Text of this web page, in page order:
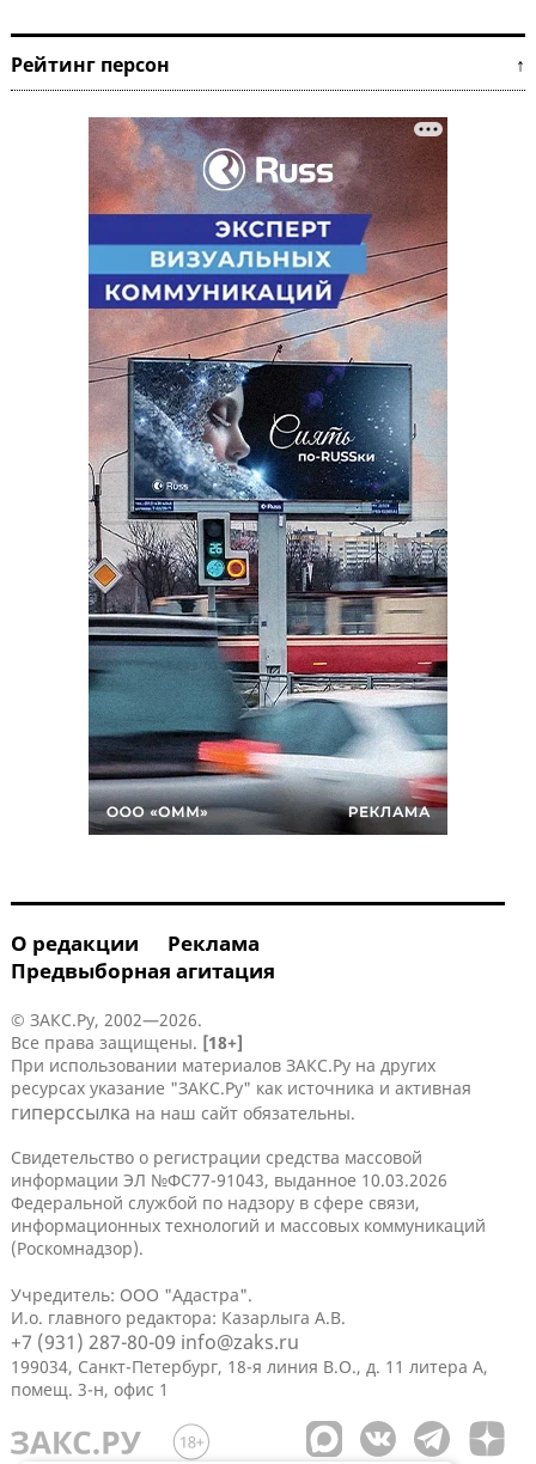
Рейтинг персон ↑
О редакции
Реклама
Предвыборная агитация
© ЗАКС.Ру, 2002—2026.
Все права защищены. [18+]
При использовании материалов ЗАКС.Ру на других
ресурсах указание "ЗАКС.Ру" как источника и активная
гиперссылка на наш сайт обязательны.
Свидетельство о регистрации средства массовой
информации ЭЛ №ФС77-91043, выданное 10.03.2026
Федеральной службой по надзору в сфере связи,
информационных технологий и массовых коммуникаций
(Роскомнадзор).
Учредитель: ООО "Адастра".
И.о. главного редактора: Казарлыга А.В.
+7 (931) 287-80-09 info@zaks.ru
199034, Санкт-Петербург, 18-я линия В.О., д. 11 литера А,
помещ. 3-н, офис 1